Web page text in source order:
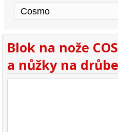
Blok na nože
a nůžky na